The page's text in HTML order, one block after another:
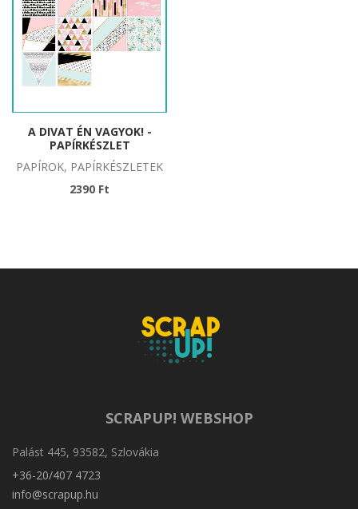
A DIVAT ÉN VAGYOK! -
PAPÍRKÉSZLET
PAPÍROK, PAPÍRKÉSZLETEK
2390 Ft
SCRAPUP! WEBSHOP
Palást 445, 93582, Szlovákia
+36-20/407 4723
info@scrapup.hu